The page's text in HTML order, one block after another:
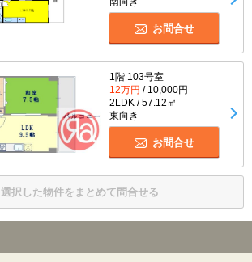
南向き
お問合せ
1階 103号室
12万円 / 10,000円
2LDK / 57.12㎡
東向き
お問合せ
選択した物件をまとめて問合せる